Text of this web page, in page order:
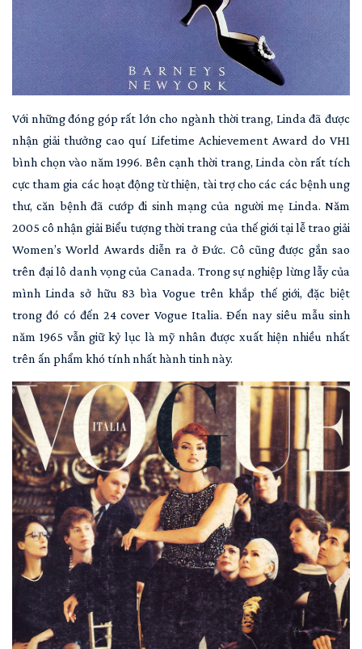
Với những đóng góp rất lớn cho ngành thời trang, Linda đã được
nhận giải thưởng cao quí Lifetime Achievement Award do VH1
bình chọn vào năm 1996. Bên cạnh thời trang, Linda còn rất tích
cực tham gia các hoạt động từ thiện, tài trợ cho các các bệnh ung
thư, căn bệnh đã cướp đi sinh mạng của người mẹ Linda. Năm
2005 cô nhận giải Biểu tượng thời trang của thế giới tại lễ trao giải
Women’s World Awards diễn ra ở Đức. Cô cũng được gắn sao
trên đại lô danh vọng của Canada. Trong sự nghiệp lừng lẫy của
mình Linda sở hữu 83 bìa Vogue trên khắp thế giới, đặc biệt
trong đó có đến 24 cover Vogue Italia. Đến nay siêu mẫu sinh
năm 1965 vẫn giữ kỷ lục là mỹ nhân được xuất hiện nhiều nhất
trên ấn phẩm khó tính nhất hành tinh này.